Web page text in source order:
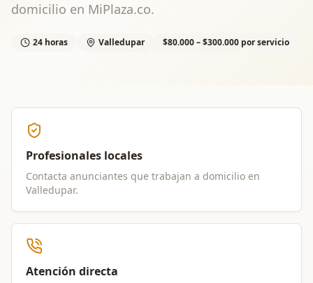
domicilio en MiPlaza.co.
24 horas Valledupar $80.000 – $300.000 por servicio
Profesionales locales
Contacta anunciantes que trabajan a domicilio en
Valledupar.
Atención directa